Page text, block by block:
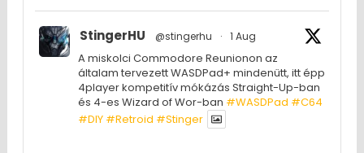
StingerHU @stingerhu · 1 Aug
A miskolci Commodore Reunionon az
általam tervezett WASDPad+ mindenütt, itt épp
4player kompetitív mókázás Straight-Up-ban
és 4-es Wizard of Wor-ban #WASDPad #C64
#DIY #Retroid #Stinger